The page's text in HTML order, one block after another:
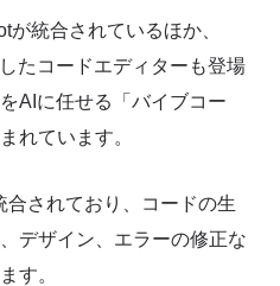
統合されているほか、
たコードエディターも登場
AIに任せる「バイブコー
れています。
されており、コードの生
デザイン、エラーの修正な
す。